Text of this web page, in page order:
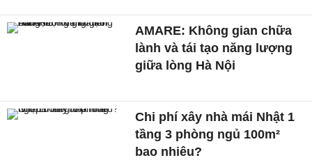
AMARE: Không gian chữa
lành và tái tạo năng lượng
giữa lòng Hà Nội
Chi phí xây nhà mái Nhật 1
tầng 3 phòng ngủ 100m²
bao nhiêu?